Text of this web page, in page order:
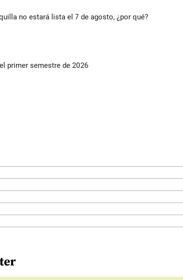
no estará lista el 7 de agosto, ¿por qué?
primer semestre de 2026